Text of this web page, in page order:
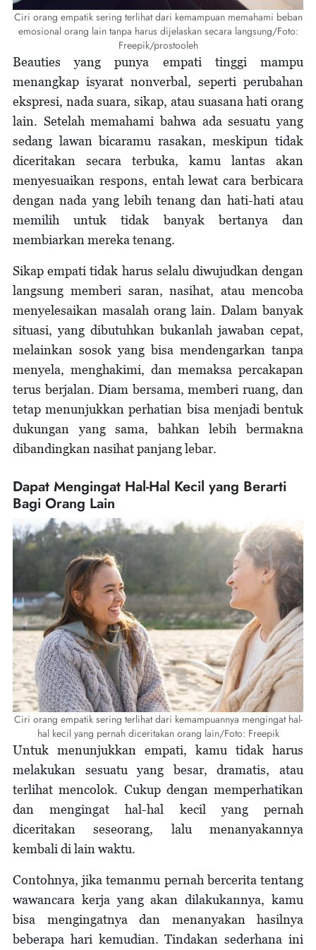
Ciri orang empatik sering terlihat dari kemampuan memahami beban
emosional orang lain tanpa harus dijelaskan secara langsung/Foto:
Freepik/prostooleh
Beauties yang punya empati tinggi mampu
menangkap isyarat nonverbal, seperti perubahan
ekspresi, nada suara, sikap, atau suasana hati orang
lain. Setelah memahami bahwa ada sesuatu yang
sedang lawan bicaramu rasakan, meskipun tidak
diceritakan secara terbuka, kamu lantas akan
menyesuaikan respons, entah lewat cara berbicara
dengan nada yang lebih tenang dan hati-hati atau
memilih untuk tidak banyak bertanya dan
membiarkan mereka tenang.
Sikap empati tidak harus selalu diwujudkan dengan
langsung memberi saran, nasihat, atau mencoba
menyelesaikan masalah orang lain. Dalam banyak
situasi, yang dibutuhkan bukanlah jawaban cepat,
melainkan sosok yang bisa mendengarkan tanpa
menyela, menghakimi, dan memaksa percakapan
terus berjalan. Diam bersama, memberi ruang, dan
tetap menunjukkan perhatian bisa menjadi bentuk
dukungan yang sama, bahkan lebih bermakna
dibandingkan nasihat panjang lebar.
Dapat Mengingat Hal-Hal Kecil yang Berarti
Bagi Orang Lain
Ciri orang empatik sering terlihat dari kemampuannya mengingat hal-
hal kecil yang pernah diceritakan orang lain/Foto: Freepik
Untuk menunjukkan empati, kamu tidak harus
melakukan sesuatu yang besar, dramatis, atau
terlihat mencolok. Cukup dengan memperhatikan
dan mengingat hal-hal kecil yang pernah
diceritakan seseorang, lalu menanyakannya
kembali di lain waktu.
Contohnya, jika temanmu pernah bercerita tentang
wawancara kerja yang akan dilakukannya, kamu
bisa mengingatnya dan menanyakan hasilnya
beberapa hari kemudian. Tindakan sederhana ini